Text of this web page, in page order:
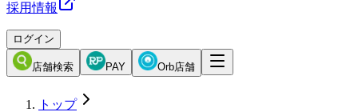
採用情報
ログイン
店舗検索 PAY Orb店舗
トップ